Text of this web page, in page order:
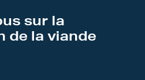
sur la
de la viande